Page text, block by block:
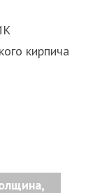
кирпича